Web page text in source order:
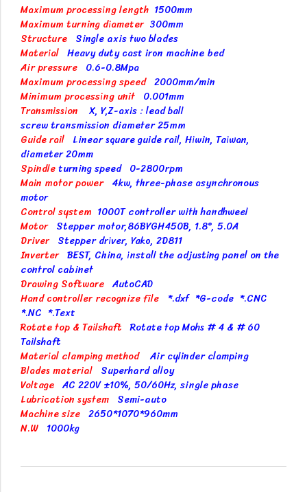
Maximum processing length 1500mm
Maximum turning diameter300mm
Structure Single axis two blades
Material Heavy duty cast iron machine bed
Air pressure 0.6-0.8Mpa
Maximum processing speed2000mm/min
Minimum processing unit 0.001mm
Transmission X, Y,Z-axis : lead ball
screw transmission diameter 25mm
Guide rail Linear square guide rail, Hiwin, Taiwan,
diameter 20mm
Spindleturning speed 0-2800rpm
Main motor power4kw, three-phase asynchronous
motor
Control system 1000T controller with handhweel
MotorStepper motor,86BYGH450B, 1.8°, 5.0A
DriverStepper driver, Yako, 2D811
InverterBEST, China, install the adjusting panel on the
control cabinet
Drawing Software AutoCAD
Hand controller recognize file *.dxf *G-code *.CNC
*.NC *.Text
Rotate top & Tailshaft Rotate top Mohs # 4 & # 60
Tailshaft
Material clamping method Air cylinder clamping
Blades material Superhard alloy
Voltage AC 220V ±10%, 50/60Hz, single phase
Lubrication system Semi-auto
Machine size 2650*1070*960mm
N.W 1000kg